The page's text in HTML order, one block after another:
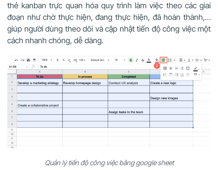
thẻ kanban trực quan hóa quy trình làm việc theo các giai
đoạn như chờ thực hiện, đang thực hiện, đã hoàn thành,…
giúp người dùng theo dõi và cập nhật tiến độ công việc một
cách nhanh chóng, dễ dàng.
Quản lý tiến độ công việc bằng google sheet